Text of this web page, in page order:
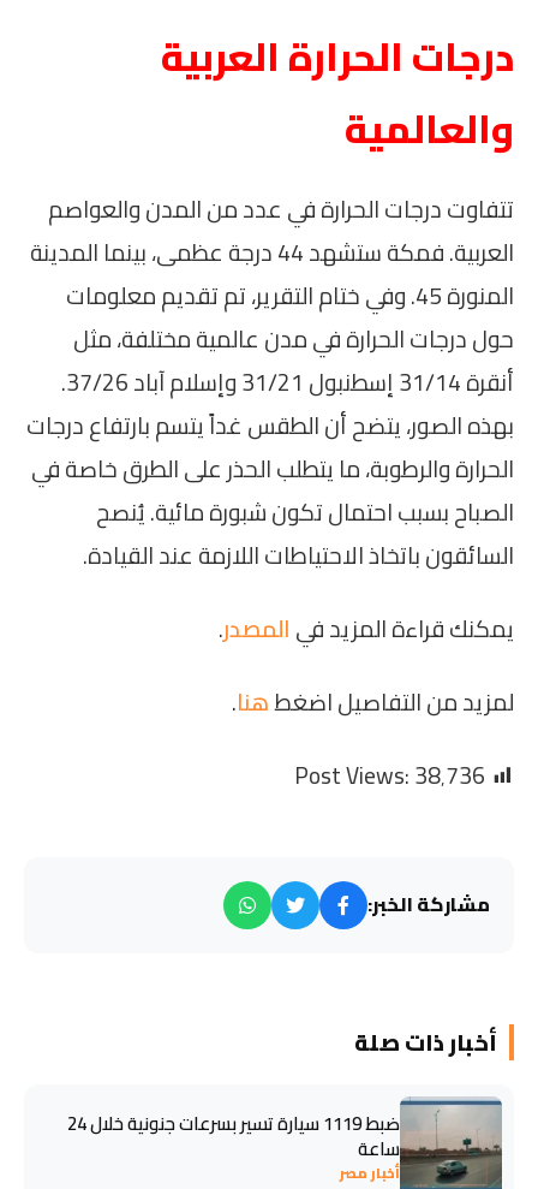
درجات الحرارة العربية
والعالمية
تتفاوت درجات الحرارة في عدد من المدن والعواصم
العربية. فمكة ستشهد 44 درجة عظمى، بينما المدينة
المنورة 45. وفي ختام التقرير، تم تقديم معلومات
حول درجات الحرارة في مدن عالمية مختلفة، مثل
أنقرة 31/14 إسطنبول 31/21 وإسلام آباد 37/26.
بهذه الصور، يتضح أن الطقس غداً يتسم بارتفاع درجات
الحرارة والرطوبة، ما يتطلب الحذر على الطرق خاصة في
الصباح بسبب احتمال تكون شبورة مائية. يُنصح
السائقون باتخاذ الاحتياطات اللازمة عند القيادة.
يمكنك قراءة المزيد فيالمصدر.
لمزيد من التفاصيل اضغطهنا.
Post Views:38٬736
مشاركة الخبر:
أخبار ذات صلة
ضبط 1119 سيارة تسير بسرعات جنونية خلال 24
ساعة
أخبار مصر